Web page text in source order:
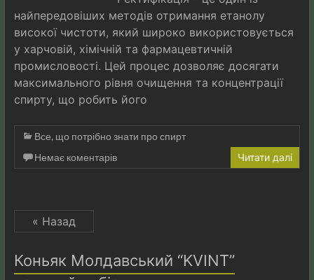
найпередовіших методів отримання етанолу
високої чистоти, який широко використовується
у харчовій, хімічній та фармацевтичній
промисловості. Цей процес дозволяє досягати
максимального рівня очищення та концентрації
спирту, що робить його
Все, що потрібно знати про спирт
Немає коментарів
Читати далі
« Назад
Коньяк Молдавський “KVINT”